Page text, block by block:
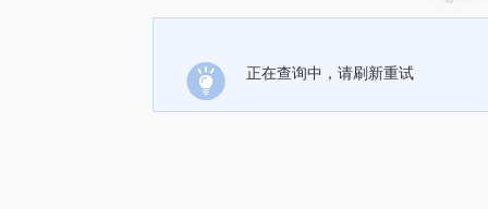
正在查询中，请刷新重试